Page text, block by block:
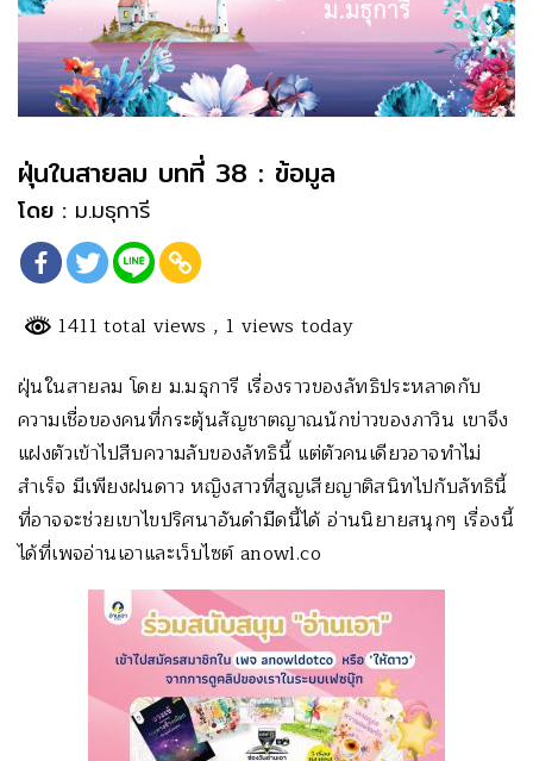
ฝุ่นในสายลม บทที่ 38 : ข้อมูล
โดย : ม.มธุการี
1411 total views , 1 views today
ฝุ่นในสายลม โดย ม.มธุการี เรื่องราวของลัทธิประหลาดกับ
ความเชื่อของคนที่กระตุ้นสัญชาตญาณนักข่าวของภาวิน เขาจึง
แฝงตัวเข้าไปสืบความลับของลัทธินี้ แต่ตัวคนเดียวอาจทำไม่
สำเร็จ มีเพียงฝนดาว หญิงสาวที่สูญเสียญาติสนิทไปกับลัทธินี้
ที่อาจจะช่วยเขาไขปริศนาอันดำมืดนี้ได้ อ่านนิยายสนุกๆ เรื่องนี้
ได้ที่เพจอ่านเอาและเว็บไซต์ anowl.co